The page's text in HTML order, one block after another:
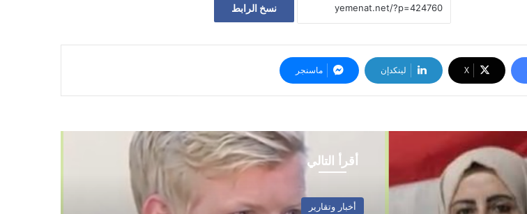
نسخ الرابط
‫X لينكدإن ماسنجر
أقرأ التالي
أخبار وتقارير